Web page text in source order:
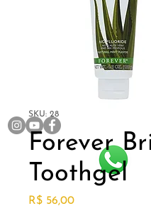
SKU: 28
Forever
Toothgel
R$ 56,00Preço